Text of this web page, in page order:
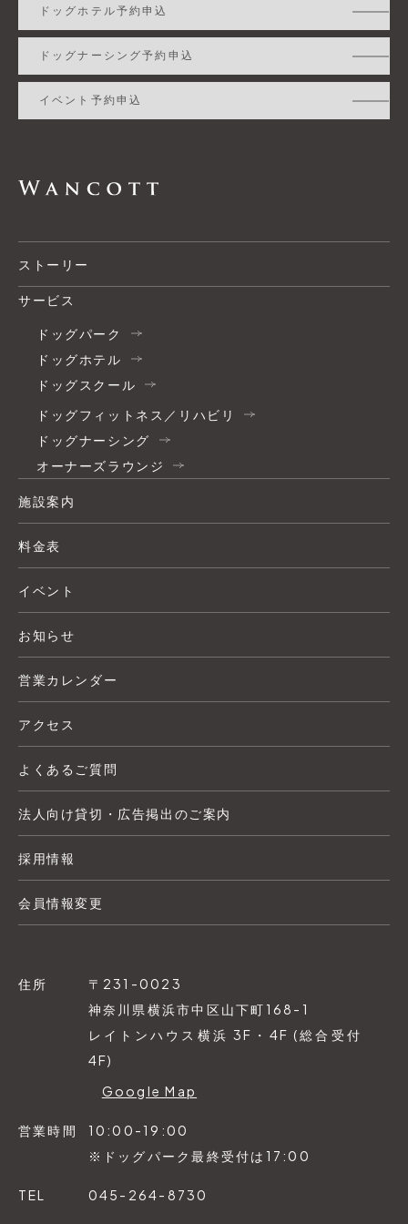
ドッグホテル予約申込
ドッグナーシング予約申込
イベント予約申込
ストーリー
サービス
ドッグパーク
ドッグホテル
ドッグスクール
ドッグフィットネス／リハビリ
ドッグナーシング
オーナーズラウンジ
施設案内
料金表
イベント
お知らせ
営業カレンダー
アクセス
よくあるご質問
法人向け貸切・広告掲出のご案内
採用情報
会員情報変更
住所
〒231-0023
神奈川県横浜市中区山下町168-1
レイトンハウス横浜 3F・4F (総合受付
4F)
Google Map
営業時間
10:00-19:00
※ドッグパーク最終受付は17:00
TEL 045-264-8730